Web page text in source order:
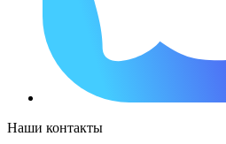
Наши контакты